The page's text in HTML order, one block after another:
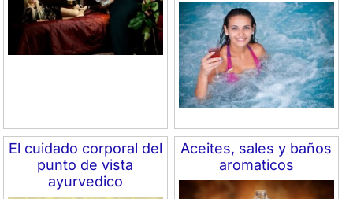
El cuidado corporal del
punto de vista
ayurvedico
Aceites, sales y baños
aromaticos